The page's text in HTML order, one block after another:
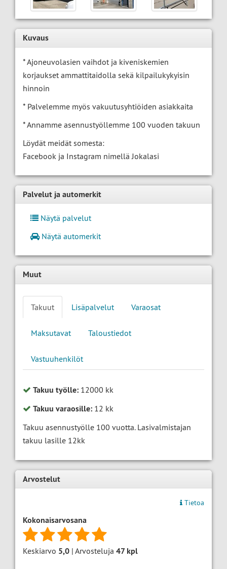
Kuvaus
* Ajoneuvolasien vaihdot ja kiveniskemien
korjaukset ammattitaidolla sekä kilpailukykyisin
hinnoin
* Palvelemme myös vakuutusyhtiöiden asiakkaita
* Annamme asennustyöllemme 100 vuoden takuun
Löydät meidät somesta:
Facebook ja Instagram nimellä Jokalasi
Palvelut ja automerkit
Näytä palvelut
Näytä automerkit
Muut
Takuut Lisäpalvelut Varaosat
Maksutavat Taloustiedot
Vastuuhenkilöt
Takuu työlle: 12000 kk
Takuu varaosille: 12 kk
Takuu asennustyölle 100 vuotta. Lasivalmistajan
takuu lasille 12kk
Arvostelut
Tietoa
Kokonaisarvosana
Keskiarvo 5,0 | Arvosteluja 47kpl